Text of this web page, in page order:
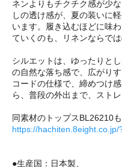
ネンよりもチクチク感が少
しの透け感が、夏の装いに
います。履き込むほどに味
ていくのも、リネンならでは
シルエットは、ゆったりと
の自然な落ち感で、広がり
コードの仕様で、締めつけ
ら、普段の外出まで、スト
同素材のトップスBL26210も
https://
●生産国：日本製、